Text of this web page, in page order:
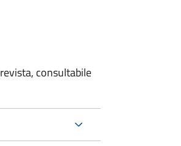
consultabile